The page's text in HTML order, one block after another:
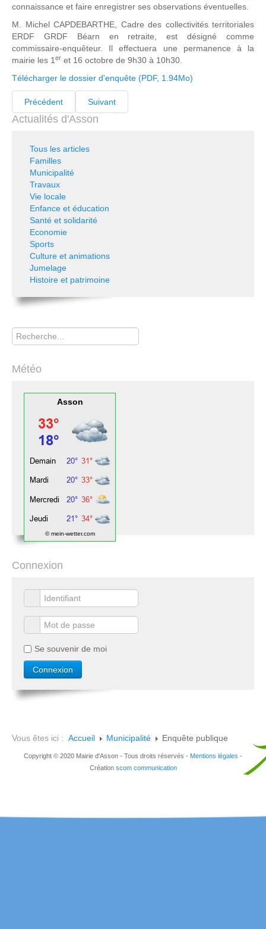
connaissance et faire enregistrer ses observations éventuelles.
M. Michel CAPDEBARTHE, Cadre des collectivités territoriales
ERDF GRDF Béarn en retraite, est désigné comme
commissaire-enquêteur. Il effectuera une permanence à la
mairie les 1 er et 16 octobre de 9h30 à 10h30.
Télécharger le dossier d'enquête (PDF, 1.94Mo)
Précédent Suivant
Actualités d'Asson
Tous les articles
Familles
Municipalité
Travaux
Vie locale
Enfance et éducation
Santé et solidarité
Economie
Sports
Culture et animations
Jumelage
Histoire et patrimoine
Rechercher
Météo
Asson
© mein-wetter.com
Connexion
Se souvenir de moi
Vous êtes ici : Accueil Municipalité Enquête publique
Copyright © 2020 Mairie d'Asson - Tous droits réservés - Mentions légales -
Création scom communication